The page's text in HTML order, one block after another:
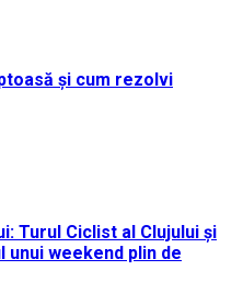
și cum rezolvi
Turul Ciclist al Clujului și
weekend plin de